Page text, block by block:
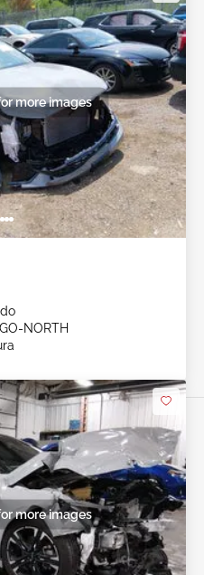
more images
NORTH
more images